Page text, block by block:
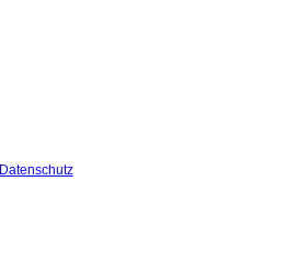
Datenschutz